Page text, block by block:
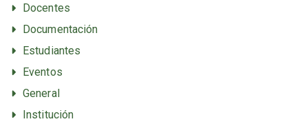
Docentes
Documentación
Estudiantes
Eventos
General
Institución